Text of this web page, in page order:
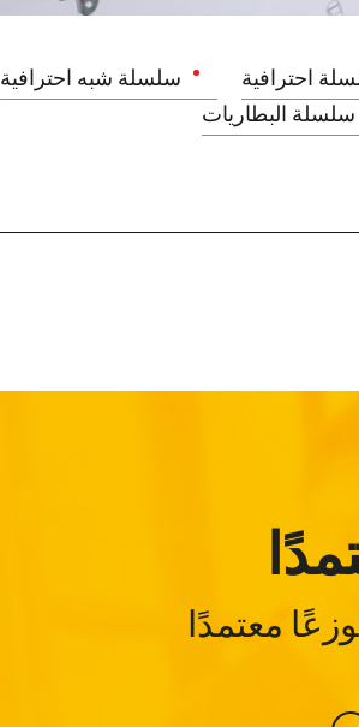
احترافية سلسلة شبه احترافية
سلسلة البطاريات
معتمدًا